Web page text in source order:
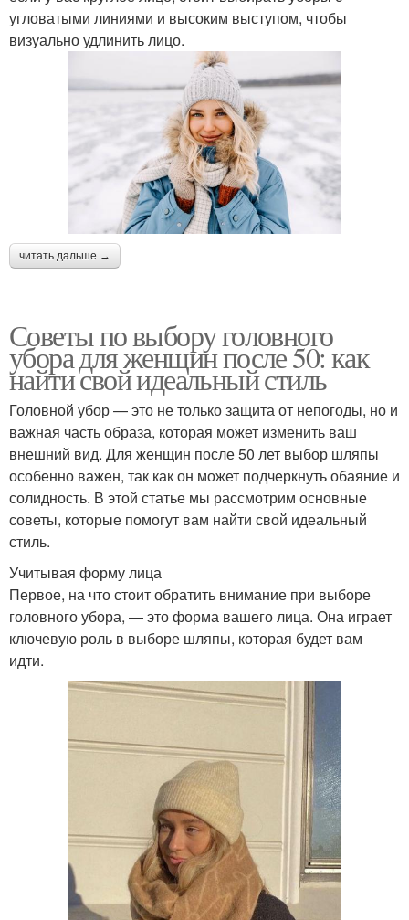
угловатыми линиями и высоким выступом, чтобы
визуально удлинить лицо.
читать дальше →
Советы по выбору головного
убора для женщин после 50: как
найти свой идеальный стиль
Головной убор — это не только защита от непогоды, но и
важная часть образа, которая может изменить ваш
внешний вид. Для женщин после 50 лет выбор шляпы
особенно важен, так как он может подчеркнуть обаяние и
солидность. В этой статье мы рассмотрим основные
советы, которые помогут вам найти свой идеальный
стиль.
Учитывая форму лица
Первое, на что стоит обратить внимание при выборе
головного убора, — это форма вашего лица. Она играет
ключевую роль в выборе шляпы, которая будет вам
идти.